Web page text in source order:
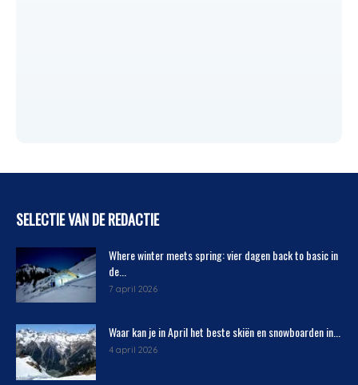
SELECTIE VAN DE REDACTIE
Where winter meets spring: vier dagen back to basic in
de...
7 april 2026
Waar kan je in April het beste skiën en snowboarden in...
4 april 2026